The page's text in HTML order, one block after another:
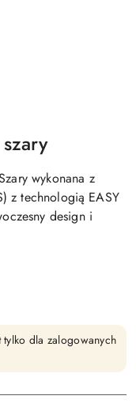
wykonana z
z technologią EASY
design i
dla zalogowanych